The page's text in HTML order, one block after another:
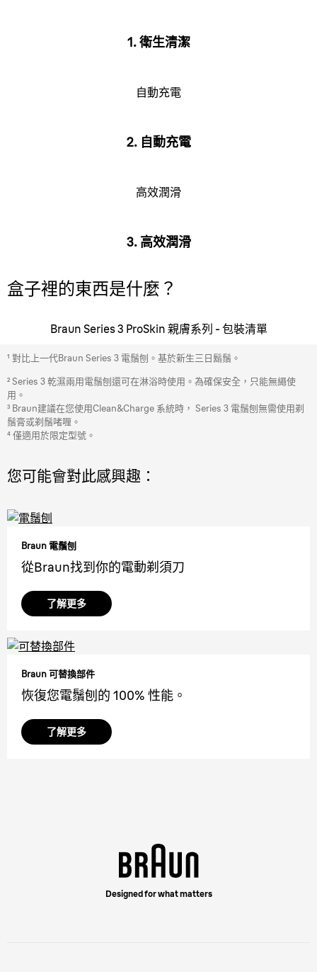
1. 衛生清潔
自動充電
2. 自動充電
高效潤滑
3. 高效潤滑
盒子裡的東西是什麼？
Braun Series 3 ProSkin 親膚系列 - 包裝清單
¹ 對比上一代Braun Series 3 電鬚刨。基於新生三日鬍鬚。
² Series 3 乾濕兩用電鬚刨還可在淋浴時使用。為確保安全，只能無繩使
用。
³ Braun建議在您使用Clean&Charge 系統時， Series 3 電鬚刨無需使用剃
鬚膏或剃鬚啫喱。
⁴ 僅適用於限定型號。
您可能會對此感興趣：
Braun 電鬚刨
從Braun找到你的電動剃須刀
了解更多
Braun 可替換部件
恢復您電鬚刨的 100% 性能。
了解更多
Designed for what matters